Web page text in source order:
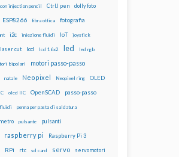
injection pencil CtrlJ pen dolly foto
ESP8266 fibra ottica fotografia
i2c iniezione fluidi IoT joystick
laser cut lcd lcd 16x2 led led rgb
bipolari motori passo-passo
natale Neopixel Neopixel ring OLED
oled IIC OpenSCAD passo-passo
fluidi penna per pasta di saldatura
pulsante pulsanti
raspberry pi Raspberry Pi 3
RPi rtc sd card servo servomotori